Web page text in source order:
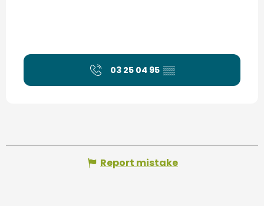
03 25 04 95 ▒▒
Report mistake